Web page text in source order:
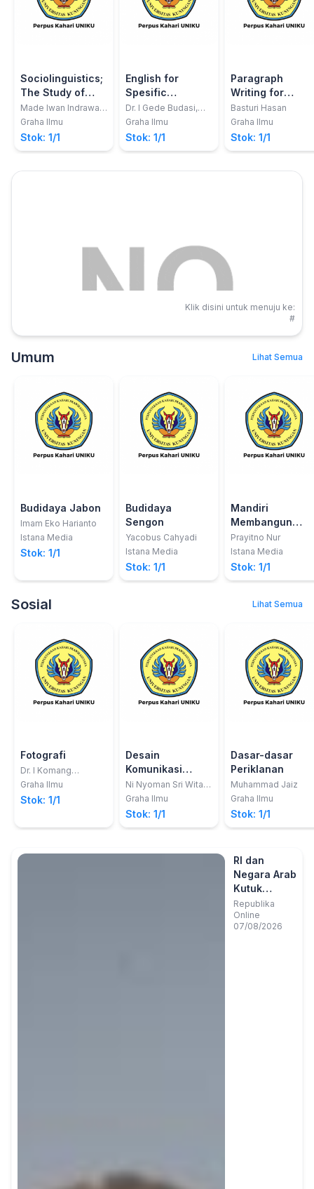
Sociolinguistics;
The Study of
Societies
Languages
Made Iwan Indrawan
Jendra
Graha Ilmu
Stok: 1/1
English for
Spesific
Purposes
Dr. I Gede Budasi,
M.Ed.
Graha Ilmu
Stok: 1/1
Paragraph
Writing for
Academic
Courses; A
Modern
Approach
Basturi Hasan
Graha Ilmu
Stok: 1/1
Klik disini untuk menuju ke:
#
Umum Lihat Semua
Budidaya Jabon
Imam Eko Harianto
Istana Media
Stok: 1/1
Budidaya
Sengon
Yacobus Cahyadi
Istana Media
Stok: 1/1
Mandiri
Membangun
Usaha di Bidang
Komputer dan IT
Prayitno Nur
Istana Media
Stok: 1/1
Sosial Lihat Semua
Fotografi
Dr. I Komang
Sudarma, M.Pd
Graha Ilmu
Stok: 1/1
Desain
Komunikasi
Visual
Ni Nyoman Sri Witari ,
S.Sn., M.Ds.,;Drs. I
Widnyana, M.Erg.
Graha Ilmu
Stok: 1/1
Dasar-dasar
Periklanan
Muhammad Jaiz
Graha Ilmu
Stok: 1/1
RI dan
Negara Arab
Kutuk
Berulangnya
Serangan
Israel ke
Republika
Online
07/08/2026